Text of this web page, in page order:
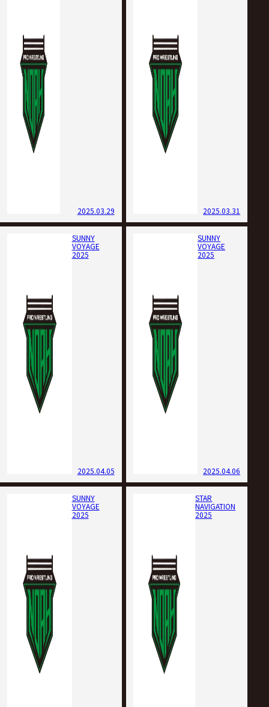
2025.03.29 2025.03.31
SUNNY
VOYAGE
2025
2025.04.05
SUNNY
VOYAGE
2025
2025.04.06
SUNNY
VOYAGE
2025
STAR
NAVIGATION
2025